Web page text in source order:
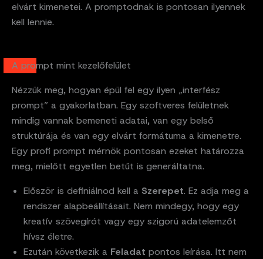
elvárt kimenetei. A promptodnak is pontosan ilyennek
kell lennie.
A prompt mint kezelőfelület
Nézzük meg, hogyan épül fel egy ilyen „interfész
prompt” a gyakorlatban. Egy szoftveres felületnek
mindig vannak bemeneti adatai, van egy belső
struktúrája és van egy elvárt formátuma a kimenetre.
Egy profi prompt mérnök pontosan ezeket határozza
meg, mielőtt egyetlen betűt is generáltatna.
Először is definiálnod kell a Szerepet. Ez adja meg a
rendszer alapbeállításait. Nem mindegy, hogy egy
kreatív szövegírót vagy egy szigorú adatelemzőt
hívsz életre.
Ezután következik a Feladat pontos leírása. Itt nem